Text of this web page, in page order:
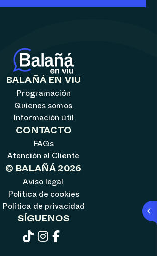
BALAÑÁ EN VIU
Programación
Quienes somos
Información útil
CONTACTO
FAQs
Atención al Cliente
© BALAÑÁ 2026
Aviso legal
Política de cookies
Política de privacidad
SÍGUENOS